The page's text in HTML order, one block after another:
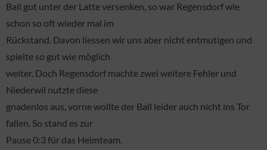
Ball gut unter der Latte versenken, so war Regensdorf wie
schon so oft wieder mal im
Rückstand. Davon liessen wir uns aber nicht entmutigen und
spielte so gut wie möglich
weiter. Doch Regensdorf machte zwei weitere Fehler und
Niederwil nutzte diese
gnadenlos aus, vorne wollte der Ball leider auch nicht ins Tor
fallen. So stand es zur
Pause 0:3 für das Heimteam.